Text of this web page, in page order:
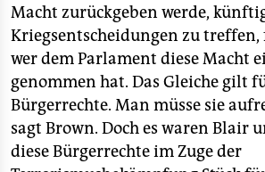
Macht zurückgeben werde,
Kriegsentscheidungen zu treffen,
wer dem Parlament diese Macht
genommen hat. Das Gleiche gilt
Bürgerrechte. Man müsse sie
sagt Brown. Doch es waren Blair
diese Bürgerrechte im Zuge der